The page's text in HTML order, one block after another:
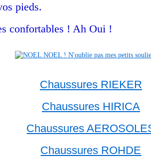
pieds.
confortables ! Ah Oui !
Chaussures RIEKER
Chaussures HIRICA
Chaussures
Chaussures ROHDE